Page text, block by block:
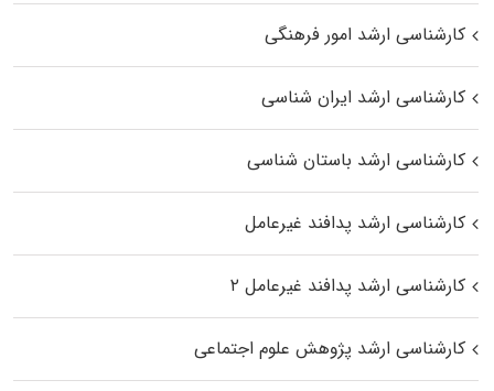
کارشناسی ارشد امور فرهنگی
کارشناسی ارشد ایران شناسی
کارشناسی ارشد باستان شناسی
کارشناسی ارشد پدافند غیرعامل
کارشناسی ارشد پدافند غیرعامل ۲
کارشناسی ارشد پژوهش علوم اجتماعی